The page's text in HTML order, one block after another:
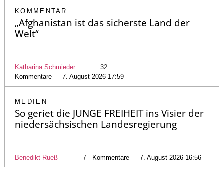
KOMMENTAR
„Afghanistan ist das sicherste Land der
Welt“
Katharina Schmieder
32
Kommentare — 7. August 2026 17:59
MEDIEN
So geriet die JUNGE FREIHEIT ins Visier der
niedersächsischen Landesregierung
Benedikt Rueß 7 Kommentare — 7. August 2026 16:56